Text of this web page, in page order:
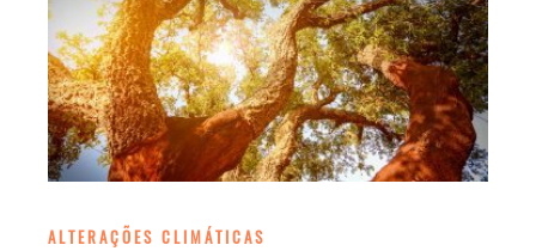
ALTERAÇÕES CLIMÁTICAS